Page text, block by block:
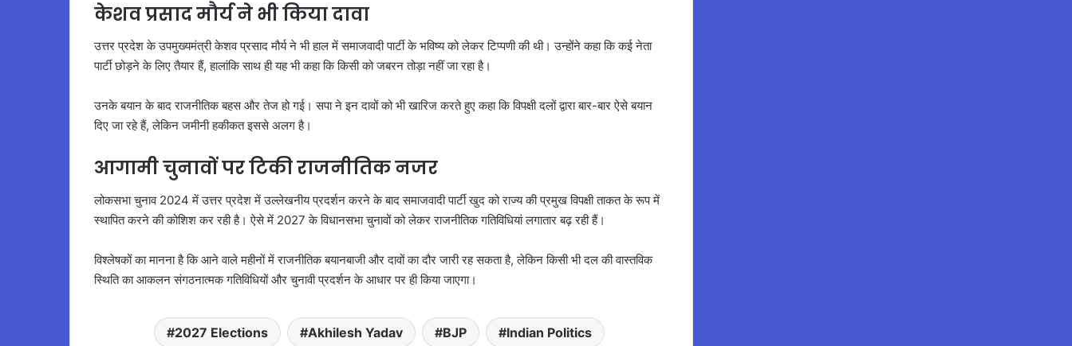
केशव प्रसाद मौर्य ने भी किया दावा
उत्तर प्रदेश के उपमुख्यमंत्री केशव प्रसाद मौर्य ने भी हाल में समाजवादी पार्टी के भविष्य को लेकर टिप्पणी की थी। उन्होंने कहा कि कई नेता
पार्टी छोड़ने के लिए तैयार हैं, हालांकि साथ ही यह भी कहा कि किसी को जबरन तोड़ा नहीं जा रहा है।
उनके बयान के बाद राजनीतिक बहस और तेज हो गई। सपा ने इन दावों को भी खारिज करते हुए कहा कि विपक्षी दलों द्वारा बार-बार ऐसे बयान
दिए जा रहे हैं, लेकिन जमीनी हकीकत इससे अलग है।
आगामी चुनावों पर टिकी राजनीतिक नजर
लोकसभा चुनाव 2024 में उत्तर प्रदेश में उल्लेखनीय प्रदर्शन करने के बाद समाजवादी पार्टी खुद को राज्य की प्रमुख विपक्षी ताकत के रूप में
स्थापित करने की कोशिश कर रही है। ऐसे में 2027 के विधानसभा चुनावों को लेकर राजनीतिक गतिविधियां लगातार बढ़ रही हैं।
विश्लेषकों का मानना है कि आने वाले महीनों में राजनीतिक बयानबाजी और दावों का दौर जारी रह सकता है, लेकिन किसी भी दल की वास्तविक
स्थिति का आकलन संगठनात्मक गतिविधियों और चुनावी प्रदर्शन के आधार पर ही किया जाएगा।
2027 Elections Akhilesh Yadav BJP Indian Politics